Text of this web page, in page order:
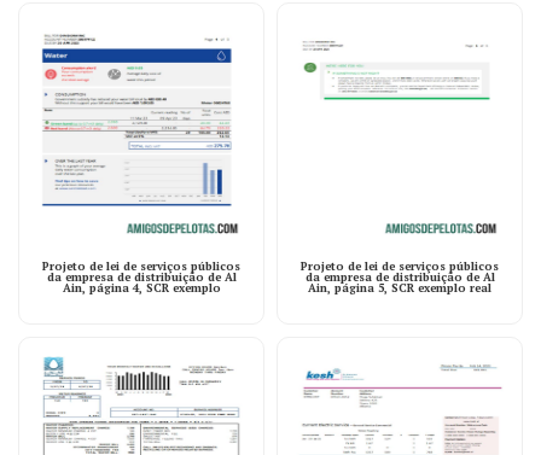
Projeto de lei de serviços públicos
da empresa de distribuição de Al
Ain, página 4, SCR exemplo
Projeto de lei de serviços públicos
da empresa de distribuição de Al
Ain, página 5, SCR exemplo real